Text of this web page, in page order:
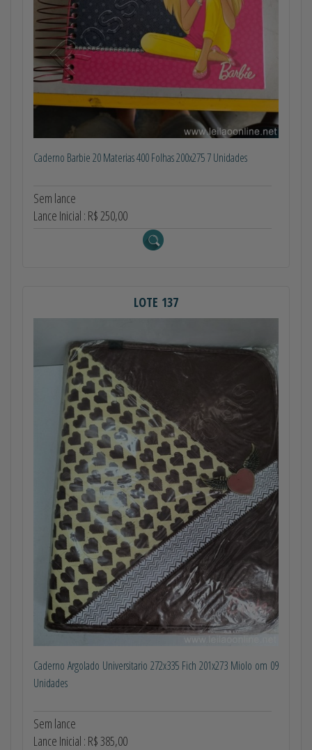
Caderno Barbie 20 Materias 400 Folhas 200x275 7 Unidades
Sem lance
Lance Inicial : R$ 250,00
LOTE 137
Caderno Argolado Universitario 272x335 Fich 201x273 Miolo om 09
Unidades
Sem lance
Lance Inicial : R$ 385,00